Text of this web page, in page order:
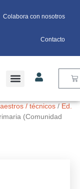
Colabora con nosotros
Contacto
/ técnicos/Ed.
(Comunidad